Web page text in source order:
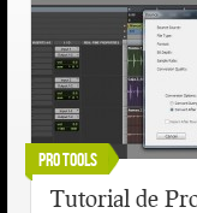
Pro Tools
Tutorial de